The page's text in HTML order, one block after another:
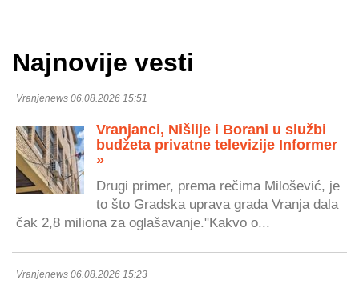
Najnovije vesti
Vranjenews 06.08.2026 15:51
Vranjanci, Nišlije i Borani u službi
budžeta privatne televizije Informer
»
Drugi primer, prema rečima Milošević, je
to što Gradska uprava grada Vranja dala
čak 2,8 miliona za oglašavanje."Kakvo o...
Vranjenews 06.08.2026 15:23